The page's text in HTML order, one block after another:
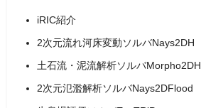
iRIC紹介
2次元流れ河床変動ソルバNays2DH
土石流・泥流解析ソルバMorpho2DH
2次元氾濫解析ソルバNays2DFlood